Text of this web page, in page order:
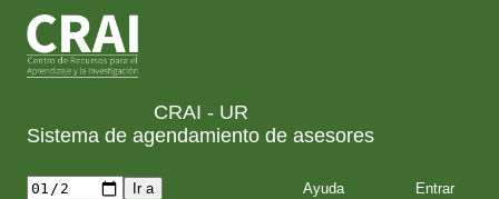
CRAI - UR
Sistema de agendamiento de asesores
Ayuda